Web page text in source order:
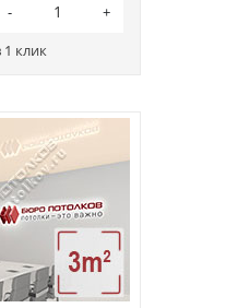
1 клик